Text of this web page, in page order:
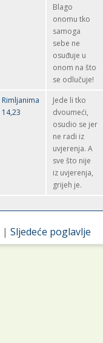
Blago
onomu tko
samoga
sebe ne
osuđuje u
onom na što
se odlučuje!
Rimljanima
14,23
Jede li tko
dvoumeći,
osudio se jer
ne radi iz
uvjerenja. A
sve što nije
iz uvjerenja,
grijeh je.
|Sljedeće poglavlje